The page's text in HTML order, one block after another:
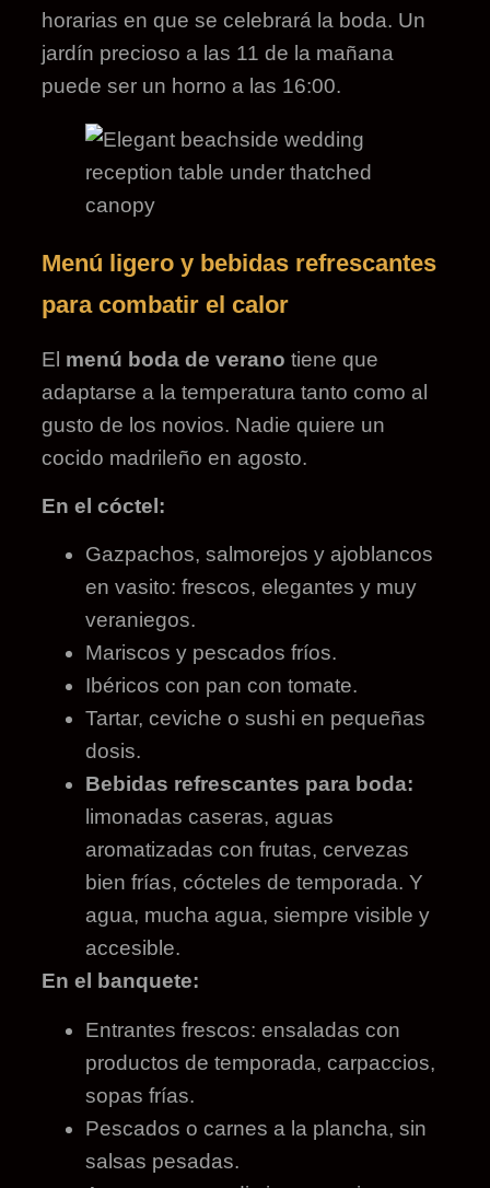
horarias en que se celebrará la boda. Un
jardín precioso a las 11 de la mañana
puede ser un horno a las 16:00.
Menú ligero y bebidas refrescantes
para combatir el calor
El menú boda de verano tiene que
adaptarse a la temperatura tanto como al
gusto de los novios. Nadie quiere un
cocido madrileño en agosto.
En el cóctel:
Gazpachos, salmorejos y ajoblancos
en vasito: frescos, elegantes y muy
veraniegos.
Mariscos y pescados fríos.
Ibéricos con pan con tomate.
Tartar, ceviche o sushi en pequeñas
dosis.
Bebidas refrescantes para boda:
limonadas caseras, aguas
aromatizadas con frutas, cervezas
bien frías, cócteles de temporada. Y
agua, mucha agua, siempre visible y
accesible.
En el banquete:
Entrantes frescos: ensaladas con
productos de temporada, carpaccios,
sopas frías.
Pescados o carnes a la plancha, sin
salsas pesadas.